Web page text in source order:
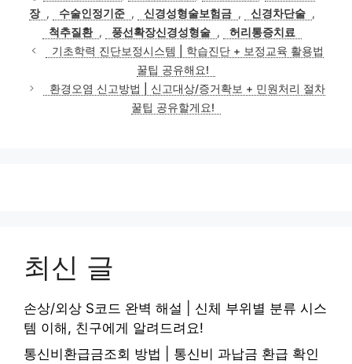
고
리
장 , 수술인정기준 , 신경성형술보험금 , 신경차단술 ,
척추질환 , 풍선확장신경성형술 ,
허리통증치료
기초학력 진단보정시스템 | 학습진단 + 보정교육 활용법
꿀팁 공유해요!
환경오염 신고방법 | 신고대상/증거확보 + 민원처리 절차
꿀팁 공유할게요!
최신 글
손상/외상 S코드 완벽 해설 | 신체 부위별 분류 시스
템 이해, 친구에게 알려드려요!
통신비환급금조회 방법 | 통신비 과납금 환급 확인